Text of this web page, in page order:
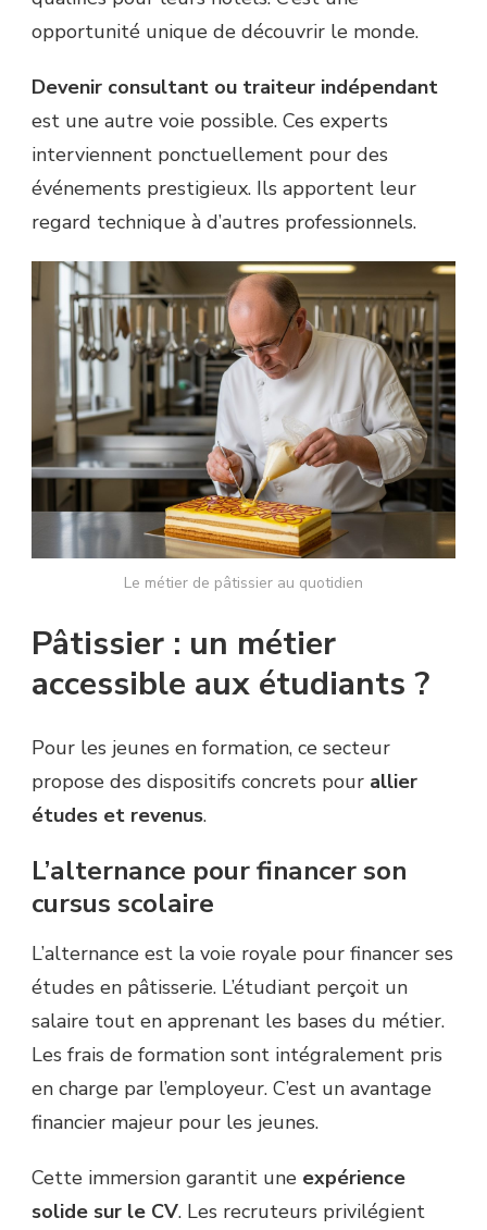
opportunité unique de découvrir le monde.
Devenir consultant ou traiteur indépendant
est une autre voie possible. Ces experts
interviennent ponctuellement pour des
événements prestigieux. Ils apportent leur
regard technique à d’autres professionnels.
Le métier de pâtissier au quotidien
Pâtissier : un métier
accessible aux étudiants ?
Pour les jeunes en formation, ce secteur
propose des dispositifs concrets pour allier
études et revenus.
L’alternance pour financer son
cursus scolaire
L’alternance est la voie royale pour financer ses
études en pâtisserie. L’étudiant perçoit un
salaire tout en apprenant les bases du métier.
Les frais de formation sont intégralement pris
en charge par l’employeur. C’est un avantage
financier majeur pour les jeunes.
Cette immersion garantit une expérience
solide sur le CV. Les recruteurs privilégient